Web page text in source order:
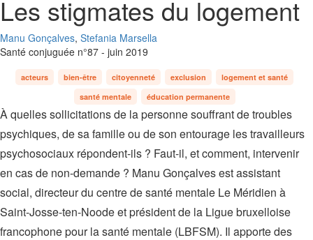
Les stigmates du logement
Manu Gonçalves, Stefania Marsella
Santé conjuguée n°87 - juin 2019
acteurs bien-être citoyenneté exclusion
logement et santé
santé mentale
éducation permanente
À quelles sollicitations de la personne souffrant de troubles
psychiques, de sa famille ou de son entourage les travailleurs
psychosociaux répondent-ils ? Faut-il, et comment, intervenir
en cas de non-demande ? Manu Gonçalves est assistant
social, directeur du centre de santé mentale Le Méridien à
Saint-Josse-ten-Noode et président de la Ligue bruxelloise
francophone pour la santé mentale (LBFSM). Il apporte des